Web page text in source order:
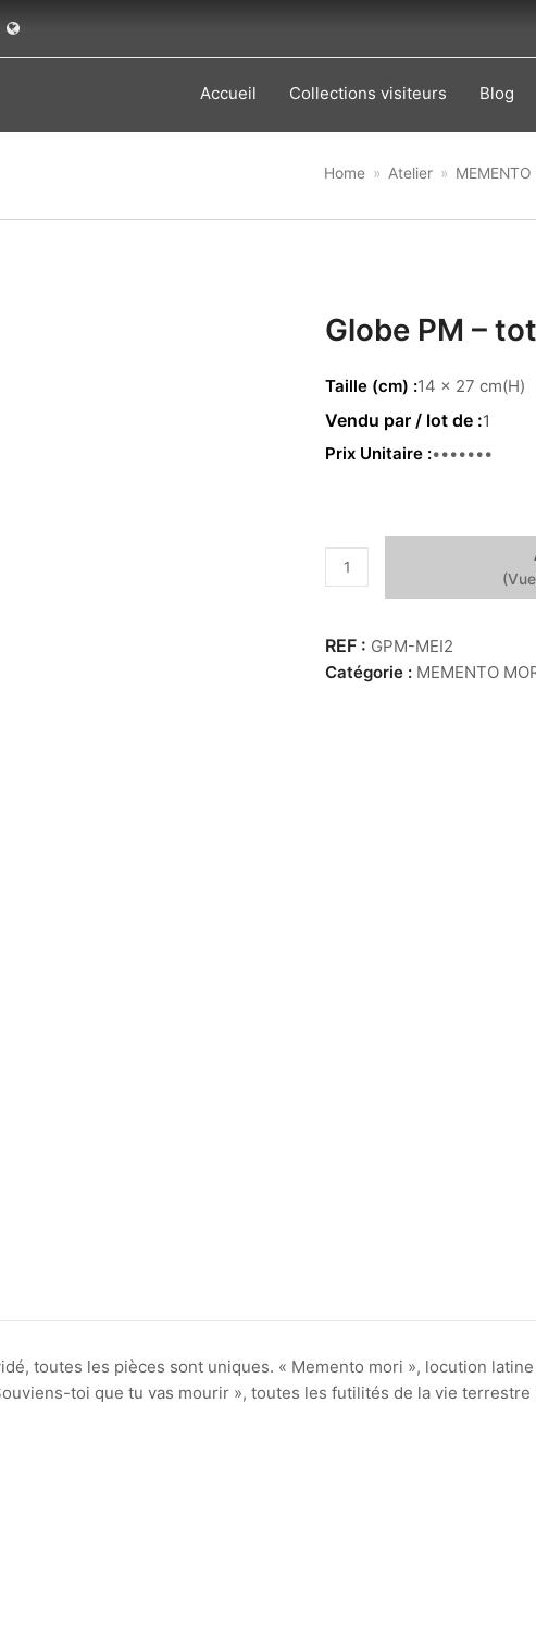
Accueil Collections visiteurs Blog
Home » Atelier » MEMENTO
Globe PM –
Taille (cm) 14 x 27 cm(H)
1
Prix Unitaire 69.00 €
quantité
de
PM
-
totem
GPM-MEI2
Catégorie : MEMENTO
toutes les pièces sont uniques. « Memento mori », locution
toi que tu vas mourir », toutes les futilités de la vie terrestre